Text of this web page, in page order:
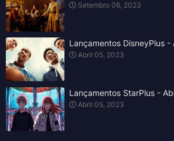
Setembro 06, 2023
Lançamentos DisneyPlus -
Abril 05, 2023
Lançamentos StarPlus -
Abril 05, 2023